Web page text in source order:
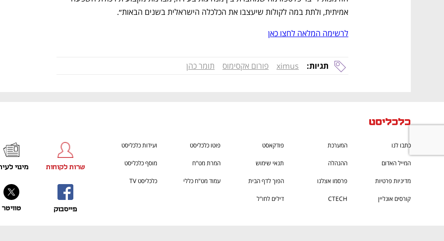
אמיתית, ולתת במה לקולות שיעצבו את הכלכלה הישראלית בשנים הבאות״.
לרשימה המלאה לחצו כאן
תגיות: ximus פורום אקסימוס תומר כהן
כתבו לנו המערכת פודקאסט פוטו כלכליסט ועידות כלכליסט
המייל האדום ההנהלה תנאי שימוש המרת מט"ח מוסף כלכליסט
מדיניות פרטיות פרסמו אצלנו הפוך לדף הבית עמוד מט"ח כללי כלכליסט TV
קורסים אונליין CTECH
דילים לחו"ל
פייסבוק
שרות לקוחות
טוויטר
מינוי